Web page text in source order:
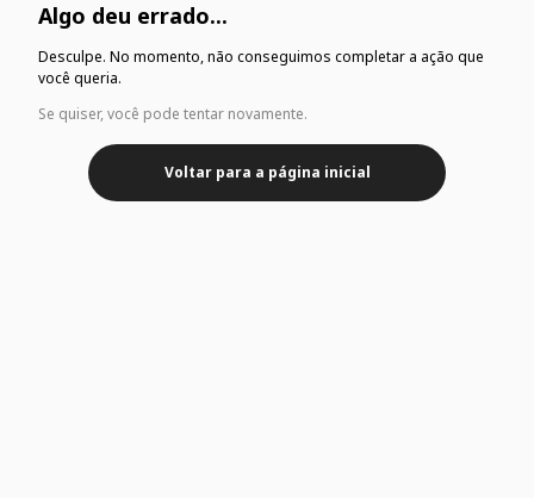
Algo deu errado...
Desculpe. No momento, não conseguimos completar a ação que
você queria.
Se quiser, você pode tentar novamente.
Voltar para a página inicial